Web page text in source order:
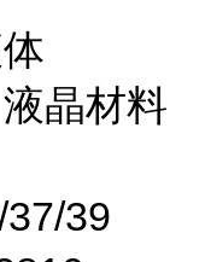
晶材料
39